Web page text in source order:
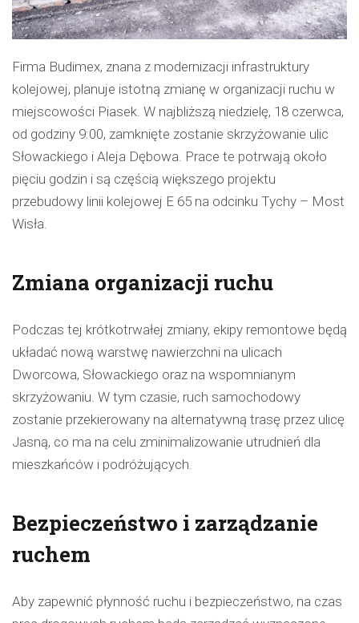
Firma Budimex, znana z modernizacji infrastruktury
kolejowej, planuje istotną zmianę w organizacji ruchu w
miejscowości Piasek. W najbliższą niedzielę, 18 czerwca,
od godziny 9:00, zamknięte zostanie skrzyżowanie ulic
Słowackiego i Aleja Dębowa. Prace te potrwają około
pięciu godzin i są częścią większego projektu
przebudowy linii kolejowej E 65 na odcinku Tychy – Most
Wisła.
Zmiana organizacji ruchu
Podczas tej krótkotrwałej zmiany, ekipy remontowe będą
układać nową warstwę nawierzchni na ulicach
Dworcowa, Słowackiego oraz na wspomnianym
skrzyżowaniu. W tym czasie, ruch samochodowy
zostanie przekierowany na alternatywną trasę przez ulicę
Jasną, co ma na celu zminimalizowanie utrudnień dla
mieszkańców i podróżujących.
Bezpieczeństwo i zarządzanie
ruchem
Aby zapewnić płynność ruchu i bezpieczeństwo, na czas